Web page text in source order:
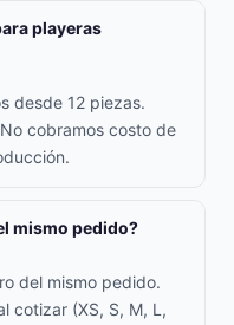
playeras
desde 12 piezas.
cobramos costo de
mismo pedido?
del mismo pedido.
cotizar (XS, S, M, L,